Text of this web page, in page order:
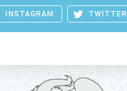
INSTAGRAM TWITTER